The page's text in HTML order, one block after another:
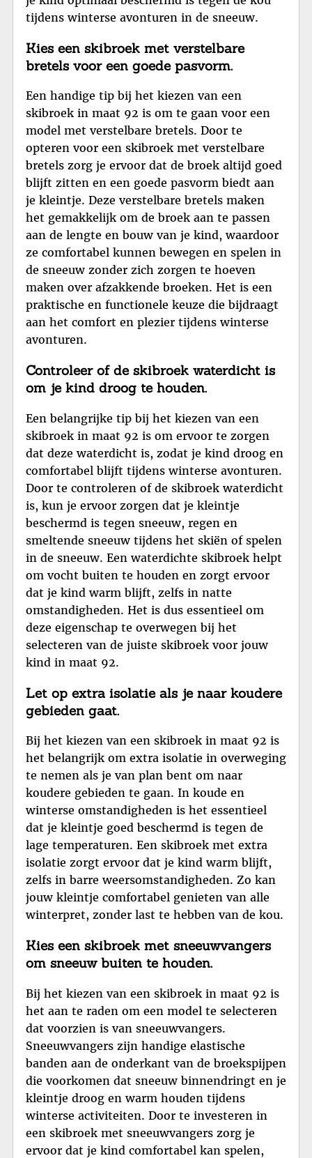
tijdens winterse avonturen in de sneeuw.
Kies een skibroek met verstelbare
bretels voor een goede pasvorm.
Een handige tip bij het kiezen van een
skibroek in maat 92 is om te gaan voor een
model met verstelbare bretels. Door te
opteren voor een skibroek met verstelbare
bretels zorg je ervoor dat de broek altijd goed
blijft zitten en een goede pasvorm biedt aan
je kleintje. Deze verstelbare bretels maken
het gemakkelijk om de broek aan te passen
aan de lengte en bouw van je kind, waardoor
ze comfortabel kunnen bewegen en spelen in
de sneeuw zonder zich zorgen te hoeven
maken over afzakkende broeken. Het is een
praktische en functionele keuze die bijdraagt
aan het comfort en plezier tijdens winterse
avonturen.
Controleer of de skibroek waterdicht is
om je kind droog te houden.
Een belangrijke tip bij het kiezen van een
skibroek in maat 92 is om ervoor te zorgen
dat deze waterdicht is, zodat je kind droog en
comfortabel blijft tijdens winterse avonturen.
Door te controleren of de skibroek waterdicht
is, kun je ervoor zorgen dat je kleintje
beschermd is tegen sneeuw, regen en
smeltende sneeuw tijdens het skiën of spelen
in de sneeuw. Een waterdichte skibroek helpt
om vocht buiten te houden en zorgt ervoor
dat je kind warm blijft, zelfs in natte
omstandigheden. Het is dus essentieel om
deze eigenschap te overwegen bij het
selecteren van de juiste skibroek voor jouw
kind in maat 92.
Let op extra isolatie als je naar koudere
gebieden gaat.
Bij het kiezen van een skibroek in maat 92 is
het belangrijk om extra isolatie in overweging
te nemen als je van plan bent om naar
koudere gebieden te gaan. In koude en
winterse omstandigheden is het essentieel
dat je kleintje goed beschermd is tegen de
lage temperaturen. Een skibroek met extra
isolatie zorgt ervoor dat je kind warm blijft,
zelfs in barre weersomstandigheden. Zo kan
jouw kleintje comfortabel genieten van alle
winterpret, zonder last te hebben van de kou.
Kies een skibroek met sneeuwvangers
om sneeuw buiten te houden.
Bij het kiezen van een skibroek in maat 92 is
het aan te raden om een model te selecteren
dat voorzien is van sneeuwvangers.
Sneeuwvangers zijn handige elastische
banden aan de onderkant van de broekspijpen
die voorkomen dat sneeuw binnendringt en je
kleintje droog en warm houden tijdens
winterse activiteiten. Door te investeren in
een skibroek met sneeuwvangers zorg je
ervoor dat je kind comfortabel kan spelen,